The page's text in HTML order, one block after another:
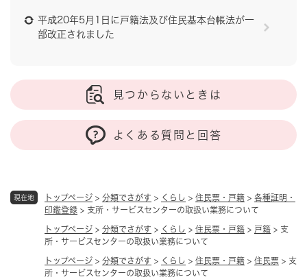
現在地 トップページ > 分類でさがす > くらし > 住民票・戸籍 > 各種証明・
印鑑登録 > 支所・サービスセンターの取扱い業務について
トップページ > 分類でさがす > くらし > 住民票・戸籍 > 戸籍 > 支
所・サービスセンターの取扱い業務について
トップページ > 分類でさがす > くらし > 住民票・戸籍 > 住民票 > 支
所・サービスセンターの取扱い業務について
平成20年5月1日に戸籍法及び住民基本台帳法が一
部改正されました
見つからないときは
よくある質問と回答